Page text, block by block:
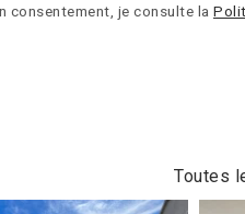
consentement, je consulte la
Toutes